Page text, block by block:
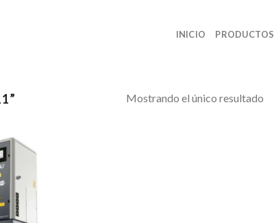
INICIO PRODUCTOS
Mostrando el único resultado